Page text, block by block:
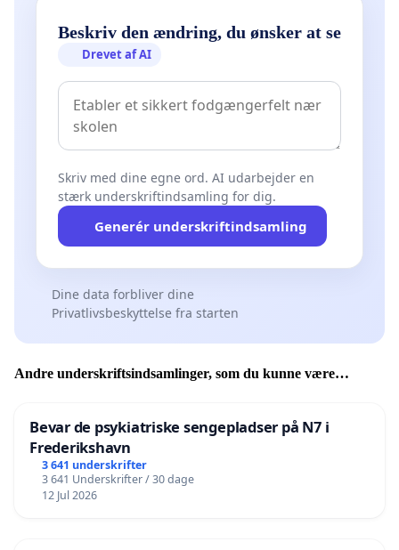
Beskriv den ændring, du ønsker at se
Drevet af AI
Skriv med dine egne ord. AI udarbejder en
stærk underskriftindsamling for dig.
Generér underskriftindsamling
Dine data forbliver dine
Privatlivsbeskyttelse fra starten
Andre underskriftsindsamlinger, som du kunne være
Bevar de psykiatriske sengepladser på N7 i
Frederikshavn
3 641 underskrifter
3 641 Underskrifter / 30 dage
12 Jul 2026